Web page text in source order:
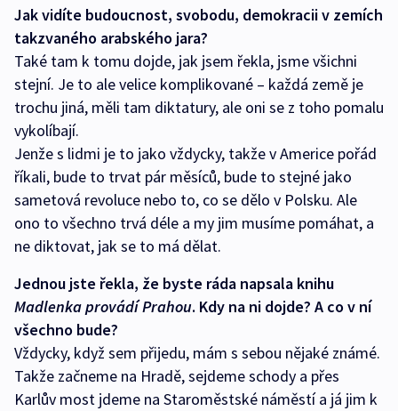
Jak vidíte budoucnost, svobodu, demokracii v zemích
takzvaného arabského jara?
Také tam k tomu dojde, jak jsem řekla, jsme všichni
stejní. Je to ale velice komplikované – každá země je
trochu jiná, měli tam diktatury, ale oni se z toho pomalu
vykolíbají.
Jenže s lidmi je to jako vždycky, takže v Americe pořád
říkali, bude to trvat pár měsíců, bude to stejné jako
sametová revoluce nebo to, co se dělo v Polsku. Ale
ono to všechno trvá déle a my jim musíme pomáhat, a
ne diktovat, jak se to má dělat.
Jednou jste řekla, že byste ráda napsala knihu
Madlenka provádí Prahou. Kdy na ni dojde? A co v ní
všechno bude?
Vždycky, když sem přijedu, mám s sebou nějaké známé.
Takže začneme na Hradě, sejdeme schody a přes
Karlův most jdeme na Staroměstské náměstí a já jim k